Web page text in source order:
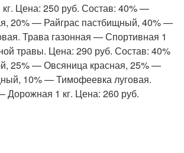
Цена: 250 руб. Состав: 40% —
20% — Райграс пастбищный, 40% —
Трава газонная — Спортивная 1
травы. Цена: 290 руб. Состав: 40%
25% — Овсяница красная, 25% —
10% — Тимофеевка луговая.
Дорожная 1 кг. Цена: 260 руб.